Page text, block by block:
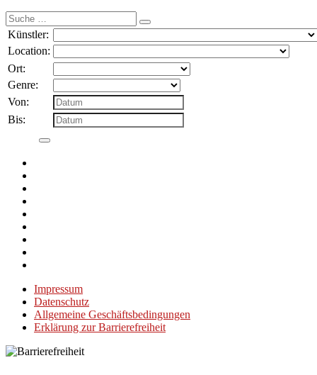
Suche
nach:
Künstler:
Location:
Ort:
Genre:
Von:
Bis:
Impressum
Datenschutz
Allgemeine Geschäftsbedingungen
Erklärung zur Barrierefreiheit